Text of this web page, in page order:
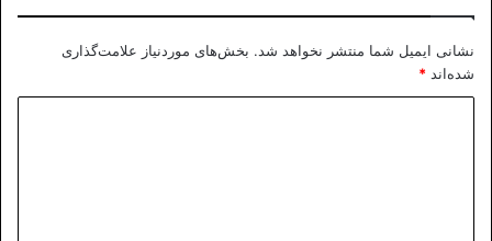
نشانی ایمیل شما منتشر نخواهد شد. بخش‌های موردنیاز علامت‌گذاری
شده‌اند *